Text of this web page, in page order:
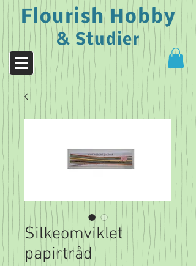
Flourish Hobby
& Studier
Silkeomviklet
papirtråd